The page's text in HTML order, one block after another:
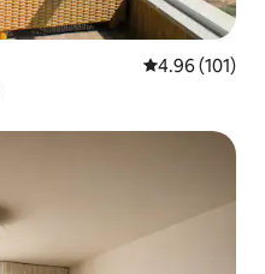
Calificación
4.96 (101)